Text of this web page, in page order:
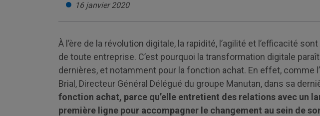
16 janvier 2020
À l’ère de la révolution digitale, la rapidité, l’agilité et l’efficacité
de toute entreprise. C’est pourquoi la transformation digitale
dernières, et notamment pour la fonction achat. En effet, comme
Brial, Directeur Général Délégué du groupe Manutan, dans sa
fonction achat, parce qu’elle entretient des relations avec un
première ligne pour accompagner le changement au sein de